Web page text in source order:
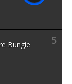
5
Bungie